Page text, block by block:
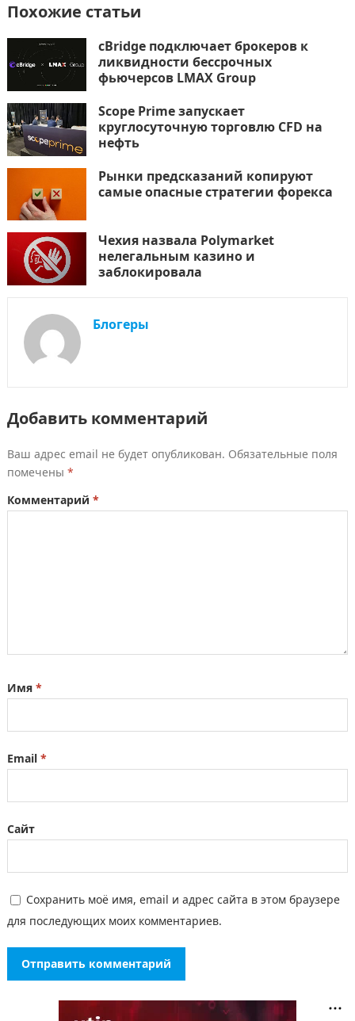
Похожие статьи
cBridge подключает брокеров к
ликвидности бессрочных
фьючерсов LMAX Group
Scope Prime запускает
круглосуточную торговлю CFD на
нефть
Рынки предсказаний копируют
самые опасные стратегии форекса
Чехия назвала Polymarket
нелегальным казино и
заблокировала
Блогеры
Добавить комментарий
Ваш адрес email не будет опубликован. Обязательные поля
помечены *
Комментарий *
Имя *
Email *
Сайт
Сохранить моё имя, email и адрес сайта в этом браузере
для последующих моих комментариев.